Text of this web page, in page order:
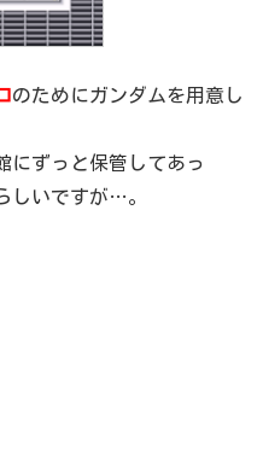
のためにガンダムを用意し
ずっと保管してあっ
しいですが…。